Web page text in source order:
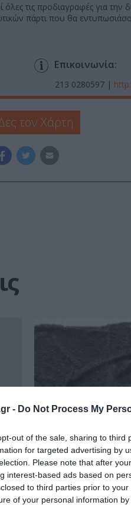
- Do Not Process My
out of the sale, sharing to
for targeted advertising by
Please note that after
interest-based ads based on
to third parties prior to
of your personal information
τις προδιαγραφές για την
πάρτι που θα
Επικοινωνία:
213 0280597 |
τον Χάρτη